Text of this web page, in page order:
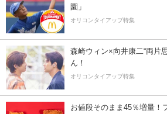
園」
オリコンタイアップ特集
森崎ウィン×向井康二“両片
ん！
オリコンタイアップ特集
お値段そのまま45％増量！